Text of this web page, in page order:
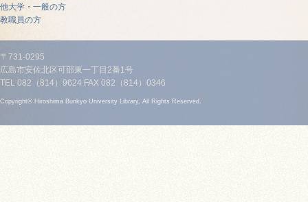
他大学・一般の方
教職員の方
〒731-0295
広島市安佐北区可部東一丁目2番1号
TEL 082（814）9624 FAX 082（814）0346
Copyright© Hiroshima Bunkyo University Library, All Rights Reserved.